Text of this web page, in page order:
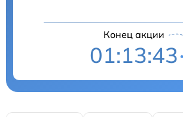
Конец акции
01:13:42